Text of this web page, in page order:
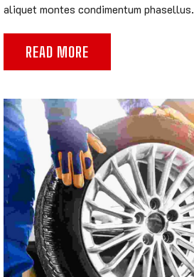
aliquet montes condimentum phasellus.
READ MORE